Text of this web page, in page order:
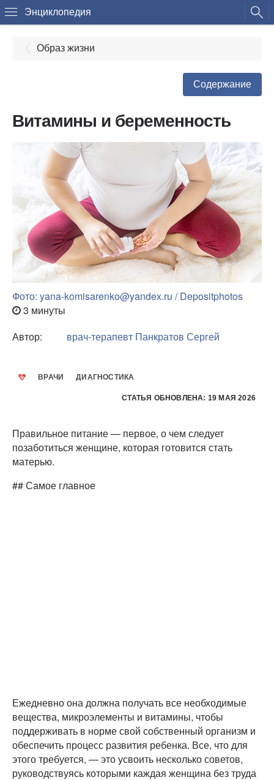
Энциклопедия
Образ жизни
Содержание
Витамины и беременность
Фото: yana-komisarenko@yandex.ru / Depositphotos
3 минуты
Автор:
врач-терапевт Панкратов Сергей
ВРАЧИ ДИАГНОСТИКА
СТАТЬЯ ОБНОВЛЕНА: 19 МАЯ 2026
Правильное питание — первое, о чем следует
позаботиться женщине, которая готовится стать
матерью.
## Самое главное
Ежедневно она должна получать все необходимые
вещества, микроэлементы и витамины, чтобы
поддерживать в норме свой собственный организм и
обеспечить процесс развития ребенка. Все, что для
этого требуется, — это усвоить несколько советов,
руководствуясь которыми каждая женщина без труда